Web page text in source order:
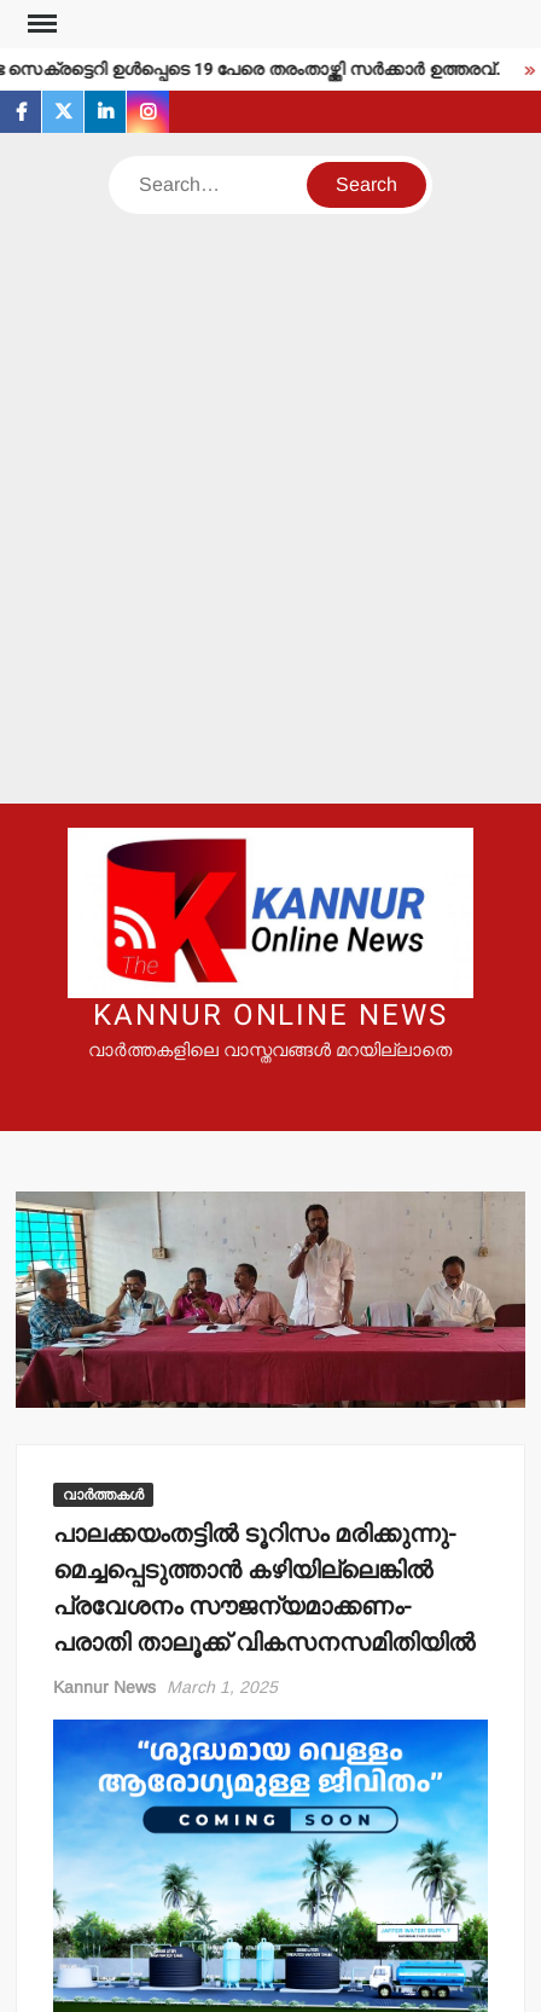
Skip
content
ഉള്‍പ്പെടെ 19 പേരെ തരംതാഴ്ത്തി സര്‍ക്കാര്‍ ഉത്തരവ്.
facebook
twitterlinkedininstagram
Search
KANNUR ONLINE NEWS
വാർത്തകളിലെ വാസ്തവങ്ങൾ മറയില്ലാതെ
വാർത്തകൾ
പാലക്കയംതട്ടില്‍ ടൂറിസം മരിക്കുന്നു-
മെച്ചപ്പെടുത്താന്‍ കഴിയില്ലെങ്കില്‍
പ്രവേശനം സൗജന്യമാക്കണം-
പരാതി താലൂക്ക് വികസനസമിതിയില്‍
Kannur News March 1, 2025